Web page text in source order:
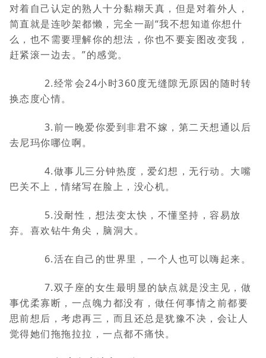
对着自己认定的熟人十分黏糊天真，但是对着外人，
简直就是连吵架都懒，完全一副“我不想知道你想什
么，也不需要理解你的想法，你也不要妄图改变我，
赶紧滚一边去。”的感觉。
2.经常会24小时360度无缝隙无原因的随时转
换态度心情。
3.前一晚爱你爱到非君不嫁，第二天想通以后
去尼玛你哪位啊。
4.做事儿三分钟热度，爱幻想，无行动。大嘴
巴关不上，情绪写在脸上，没心机。
5.没耐性，想法变太快，不懂坚持，容易放
弃。喜欢钻牛角尖，脑洞大。
6.活在自己的世界里，一个人也可以嗨起来。
7.双子座的女生最明显的缺点就是没主见，做
事优柔寡断，一点魄力都没有，做任何事情之前都要
思前想后，考虑再三，而且还总是犹豫不决，会让人
觉得她们拖拖拉拉，一点都不痛快。